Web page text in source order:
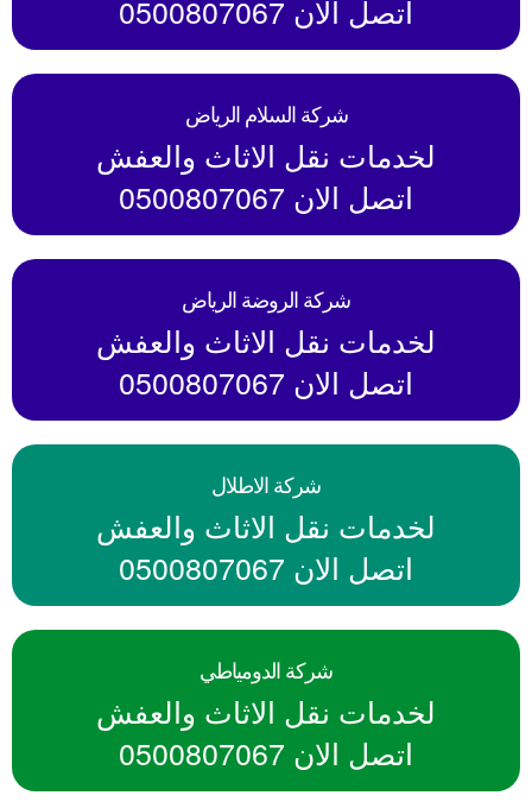
اتصل الان 0500807067
شركة السلام الرياض
لخدمات نقل الاثاث والعفش
اتصل الان 0500807067
شركة الروضة الرياض
لخدمات نقل الاثاث والعفش
اتصل الان 0500807067
شركة الاطلال
لخدمات نقل الاثاث والعفش
اتصل الان 0500807067
شركة الدومياطي
لخدمات نقل الاثاث والعفش
اتصل الان 0500807067